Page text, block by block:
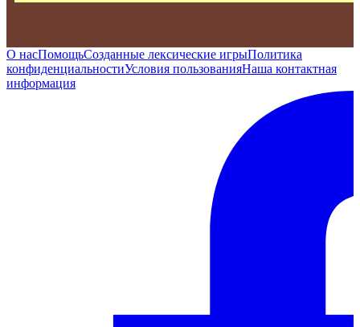
О насПомощьСозданные лексические игрыПолитика
конфиденциальностиУсловия пользованияНаша контактная
информация